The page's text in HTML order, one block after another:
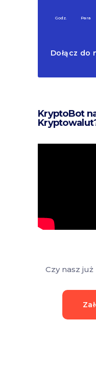
Godz. Para
Dołącz do
KryptoBot
Czy nasz